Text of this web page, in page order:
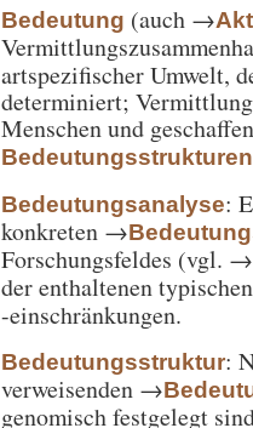
Bedeutung (auch →
artspezifischer Umwelt,
determiniert;
Menschen und
Bedeutungsstrukturen
Bedeutungsanalyse:
konkreten →
Forschungsfeldes (vgl. →
der enthaltenen
-einschränkungen.
Bedeutungsstruktur:
verweisenden →
genomisch festgelegt